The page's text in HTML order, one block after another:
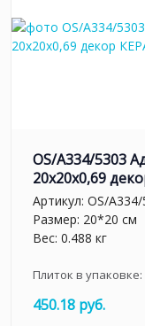
OS/A334/5303
20x20x0,69
Артикул: OS/
Размер: 20*20 см
Вес: 0.488 кг
Плиток в упаковке:
450.18 руб.